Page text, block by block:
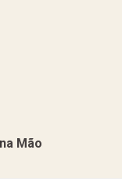
Mão